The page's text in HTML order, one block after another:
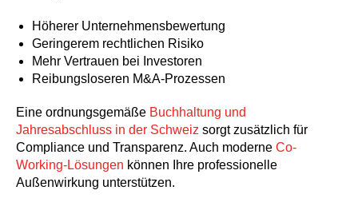
Höherer Unternehmensbewertung
Geringerem rechtlichen Risiko
Mehr Vertrauen bei Investoren
Reibungsloseren M&A-Prozessen
Eine ordnungsgemäße Buchhaltung und
Jahresabschluss in der Schweiz sorgt zusätzlich für
Compliance und Transparenz. Auch moderne Co-
Working-Lösungen können Ihre professionelle
Außenwirkung unterstützen.